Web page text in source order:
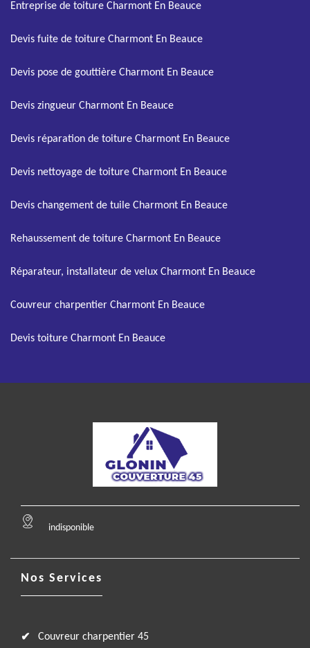
Entreprise de toiture Charmont En Beauce
Devis fuite de toiture Charmont En Beauce
Devis pose de gouttière Charmont En Beauce
Devis zingueur Charmont En Beauce
Devis réparation de toiture Charmont En Beauce
Devis nettoyage de toiture Charmont En Beauce
Devis changement de tuile Charmont En Beauce
Rehaussement de toiture Charmont En Beauce
Réparateur, installateur de velux Charmont En Beauce
Couvreur charpentier Charmont En Beauce
Devis toiture Charmont En Beauce
indisponible
Nos Services
Couvreur charpentier 45